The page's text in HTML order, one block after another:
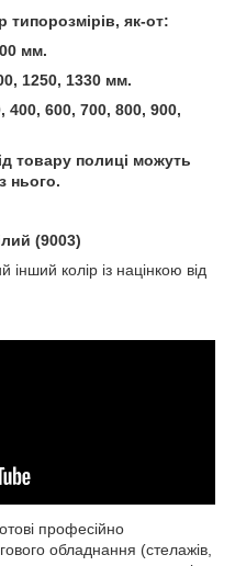
як-от:
мм.
1250, 1330 мм.
600, 700, 800, 900,
товару полиці можуть
нього.
(9003)
колір із націнкою від
професійно
обладнання (стелажів,